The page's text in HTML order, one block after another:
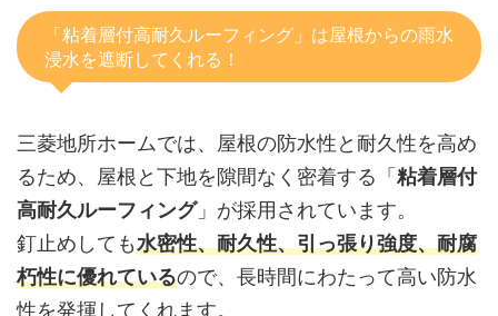
「粘着層付高耐久ルーフィング」は屋根からの雨水
浸水を遮断してくれる！
三菱地所ホームでは、屋根の防水性と耐久性を高め
るため、屋根と下地を隙間なく密着する「粘着層付
高耐久ルーフィング」が採用されています。
釘止めしても水密性、耐久性、引っ張り強度、耐腐
朽性に優れているので、長時間にわたって高い防水
性を発揮してくれます。